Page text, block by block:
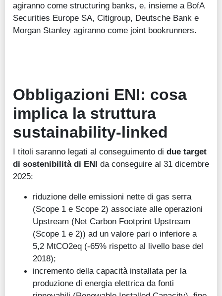
agiranno come structuring banks, e, insieme a BofA
Securities Europe SA, Citigroup, Deutsche Bank e
Morgan Stanley agiranno come joint bookrunners.
Obbligazioni ENI: cosa
implica la struttura
sustainability-linked
I titoli saranno legati al conseguimento di due target
di sostenibilità di ENI da conseguire al 31 dicembre
2025:
riduzione delle emissioni nette di gas serra
(Scope 1 e Scope 2) associate alle operazioni
Upstream (Net Carbon Footprint Upstream
(Scope 1 e 2)) ad un valore pari o inferiore a
5,2 MtCO2eq (-65% rispetto al livello base del
2018);
incremento della capacità installata per la
produzione di energia elettrica da fonti